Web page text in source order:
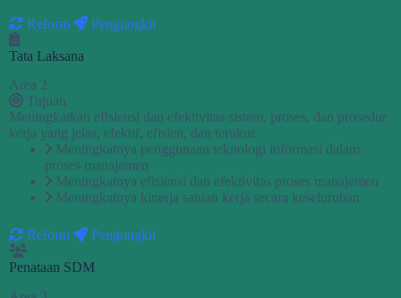
Reform Pengungkit
Tata Laksana
Area 2
Tujuan
Meningkatkan efisiensi dan efektivitas sistem, proses, dan prosedur
kerja yang jelas, efektif, efisien, dan terukur.
Meningkatnya penggunaan teknologi informasi dalam
proses manajemen
Meningkatnya efisiensi dan efektivitas proses manajemen
Meningkatnya kinerja satuan kerja secara keseluruhan
Reform Pengungkit
Penataan SDM